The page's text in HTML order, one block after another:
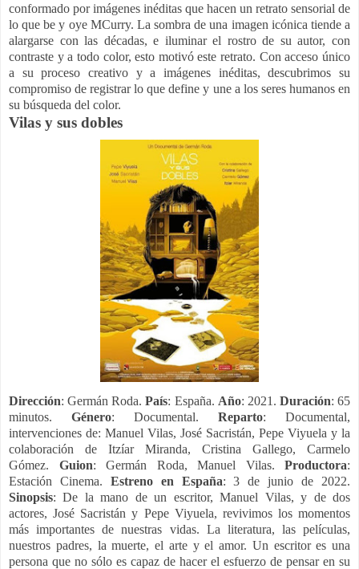
conformado por imágenes inéditas que hacen un retrato sensorial de
lo que be y oye MCurry. La sombra de una imagen icónica tiende a
alargarse con las décadas, e iluminar el rostro de su autor, con
contraste y a todo color, esto motivó este retrato. Con acceso único
a su proceso creativo y a imágenes inéditas, descubrimos su
compromiso de registrar lo que define y une a los seres humanos en
su búsqueda del color.
Vilas y sus dobles
Dirección: Germán Roda.País: España. Año: 2021. Duración: 65
minutos. Género: Documental. Reparto: Documental,
intervenciones de: Manuel Vilas, José Sacristán, Pepe Viyuela y la
colaboración de Itzíar Miranda, Cristina Gallego, Carmelo
Gómez. Guion: Germán Roda, Manuel Vilas. Productora:
Estación Cinema. Estreno en España: 3 de junio de 2022.
Sinopsis: De la mano de un escritor, Manuel Vilas, y de dos
actores, José Sacristán y Pepe Viyuela, revivimos los momentos
más importantes de nuestras vidas. La literatura, las películas,
nuestros padres, la muerte, el arte y el amor. Un escritor es una
persona que no sólo es capaz de hacer el esfuerzo de pensar en su